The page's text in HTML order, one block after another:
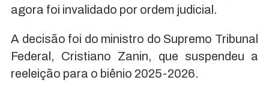
agora foi invalidado por ordem judicial.
A decisão foi do ministro do Supremo Tribunal
Federal, Cristiano Zanin, que suspendeu a
reeleição para o biênio 2025-2026.